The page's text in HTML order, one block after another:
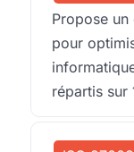
Propose
pour
répartis sur